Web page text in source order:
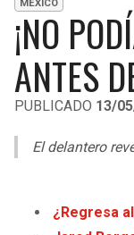
MÉXICO
¡NO
ANTES
PUBLICADO 13/
El delantero
¿Regresa